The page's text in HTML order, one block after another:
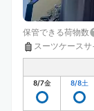
保管できる荷物数
スーツケースサ
8/7金 8/8土